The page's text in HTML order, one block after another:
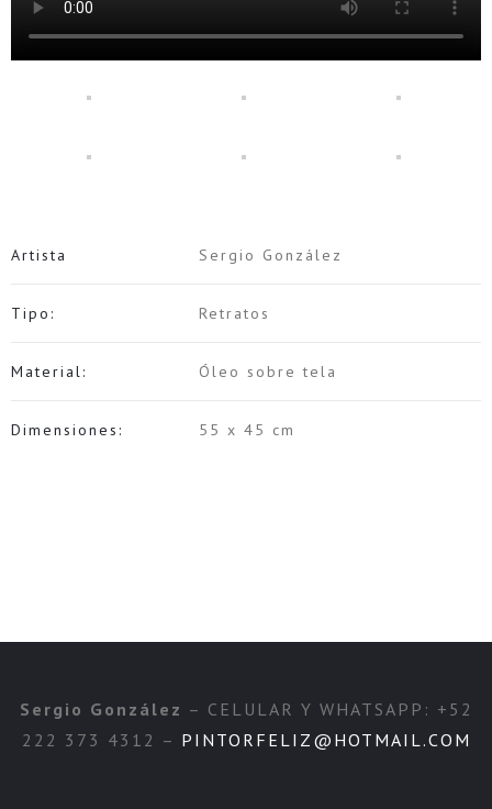
Artista Sergio González
Tipo: Retratos
Material: Óleo sobre tela
Dimensiones: 55 x 45 cm
Sergio González – CELULAR Y WHATSAPP: +52
222 373 4312 – PINTORFELIZ@HOTMAIL.COM